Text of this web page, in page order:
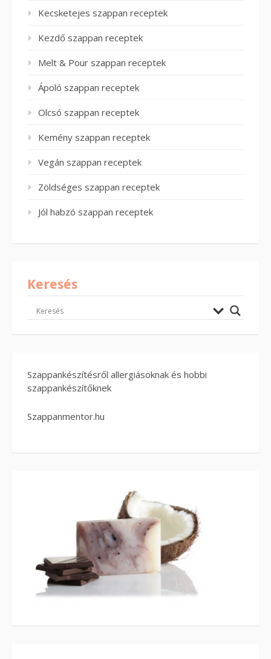
Kecsketejes szappan receptek
Kezdő szappan receptek
Melt & Pour szappan receptek
Ápoló szappan receptek
Olcsó szappan receptek
Kemény szappan receptek
Vegán szappan receptek
Zöldséges szappan receptek
Jól habzó szappan receptek
Keresés
Szappankészítésről allergiásoknak és hobbi
szappankészítőknek
Szappanmentor.hu